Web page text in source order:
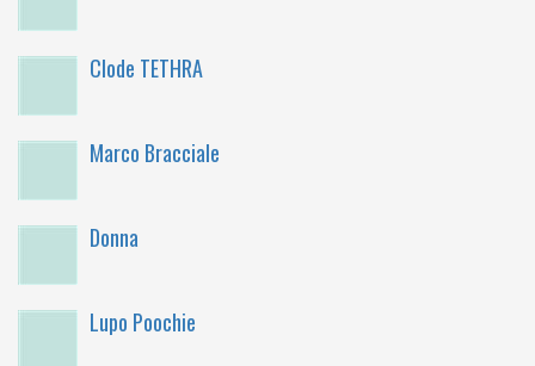
Clode TETHRA
Marco Bracciale
Donna
Lupo Poochie